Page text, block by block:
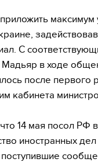
максимум
задействовав
С
Мадьяр в ходе
после первого
кабинета
14 мая посол РФ
иностранных дел
поступившие